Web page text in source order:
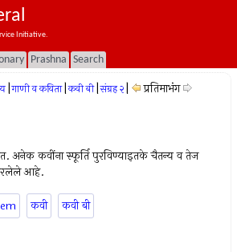
Initiative.
Prashna Search
गाणी व कविता कवी बी संग्रह २ प्रतिमाभंग
अनेक कवींना स्फूर्ति पुरविण्याइतके चैतन्य व तेज
आहे.
कवी कवी बी